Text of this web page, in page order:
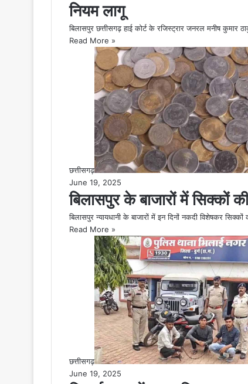
नियम लागू
बिलासपुर छत्तीसगढ़ हाई कोर्ट के रजिस्ट्रार जनरल मनीष कुमार
Read More »
छत्तीसगढ़
June 19, 2025
बिलासपुर के बाजारों में सिक्कों
बिलासपुर न्यायधानी के बाजारों में इन दिनों नकदी विशेषकर
Read More »
छत्तीसगढ़
June 19, 2025